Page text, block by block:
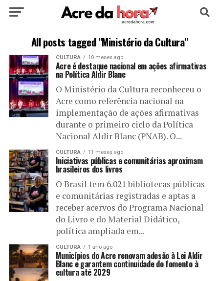
HOME POLÍTICA CULTURA ESPORTE
EDUCAÇÃO NOTÍCIA MUNDO
All posts tagged "Ministério da Cultura"
CULTURA 10 meses ago
Acre é destaque nacional em ações afirmativas
na Política Aldir Blanc
O Ministério da Cultura reconheceu o
Acre como referência nacional na
implementação de ações afirmativas
durante o primeiro ciclo da Política
Nacional Aldir Blanc (PNAB). O...
CULTURA 11 meses ago
Iniciativas públicas e comunitárias aproximam
brasileiros dos livros
O Brasil tem 6.021 bibliotecas públicas
e comunitárias registradas e aptas a
receber acervos do Programa Nacional
do Livro e do Material Didático,
política ampliada em...
CULTURA 1 ano ago
Municípios do Acre renovam adesão à Lei Aldir
Blanc e garantem continuidade do fomento à
cultura até 2029